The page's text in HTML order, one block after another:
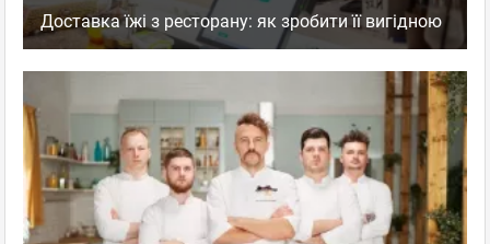
Доставка їжі з ресторану: як зробити її вигідною